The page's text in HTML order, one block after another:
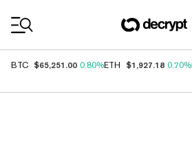
BTC $65,251.00 0.80%ETH $1,927.18 0.70%